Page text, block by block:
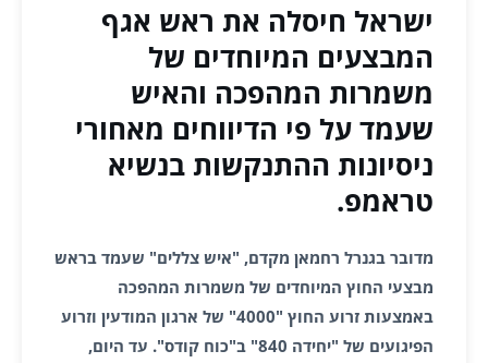
ישראל חיסלה את ראש אגף
המבצעים המיוחדים של
משמרות המהפכה והאיש
שעמד על פי הדיווחים מאחורי
ניסיונות ההתנקשות בנשיא
טראמפ.
מדובר בגנרל רחמאן מקדם, "איש צללים" שעמד בראש
מבצעי החוץ המיוחדים של משמרות המהפכה
באמצעות זרוע החוץ "4000" של ארגון המודעין וזרוע
הפיגועים של "יחידה 840" ב"כוח קודס". עד היום,